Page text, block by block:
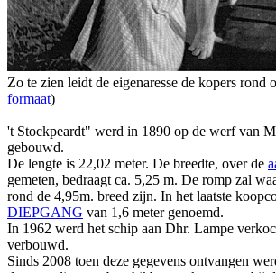
Zo te zien leidt de eigenaresse de kopers rond
formaat)
't Stockpeardt" werd in 1890 op de werf van
gebouwd.
De lengte is 22,02 meter. De breedte, over de
gemeten, bedraagt ca. 5,25 m. De romp zal
rond de 4,95m. breed zijn. In het laatste
DIEPGANG van 1,6 meter genoemd.
In 1962 werd het schip aan Dhr. Lampe
verbouwd.
Sinds 2008 toen deze gegevens ontvangen